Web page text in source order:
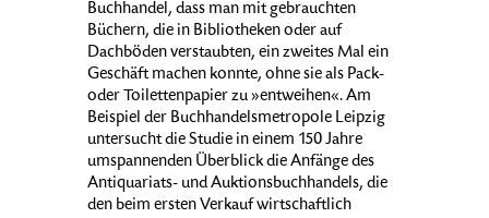
Buchhandel, dass man mit gebrauchten
Büchern, die in Bibliotheken oder auf
Dachböden verstaubten, ein zweites Mal ein
Geschäft machen konnte, ohne sie als Pack-
oder Toilettenpapier zu »entweihen«. Am
Beispiel der Buchhandelsmetropole Leipzig
untersucht die Studie in einem 150 Jahre
umspannenden Überblick die Anfänge des
Antiquariats- und Auktionsbuchhandels, die
den beim ersten Verkauf wirtschaftlich